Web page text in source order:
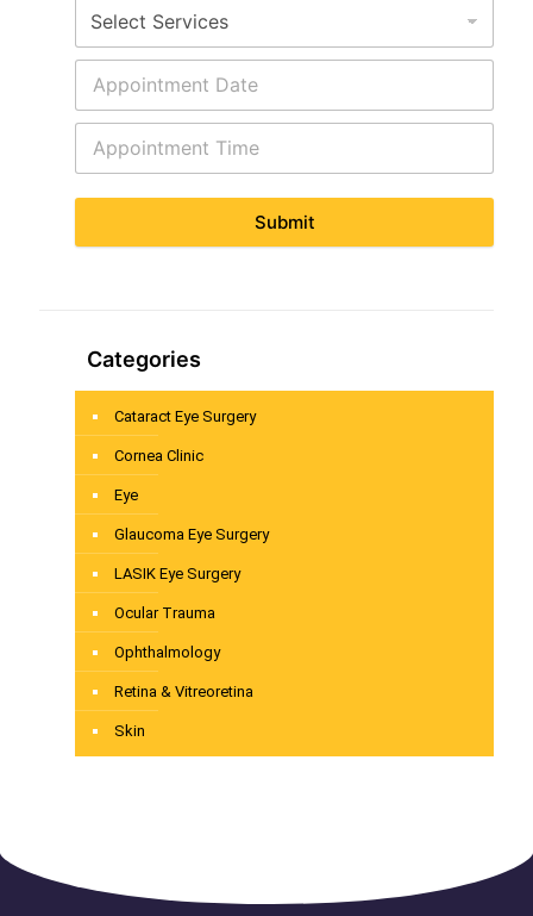
Submit
Categories
Cataract Eye Surgery
Cornea Clinic
Eye
Glaucoma Eye Surgery
LASIK Eye Surgery
Ocular Trauma
Ophthalmology
Retina & Vitreoretina
Skin